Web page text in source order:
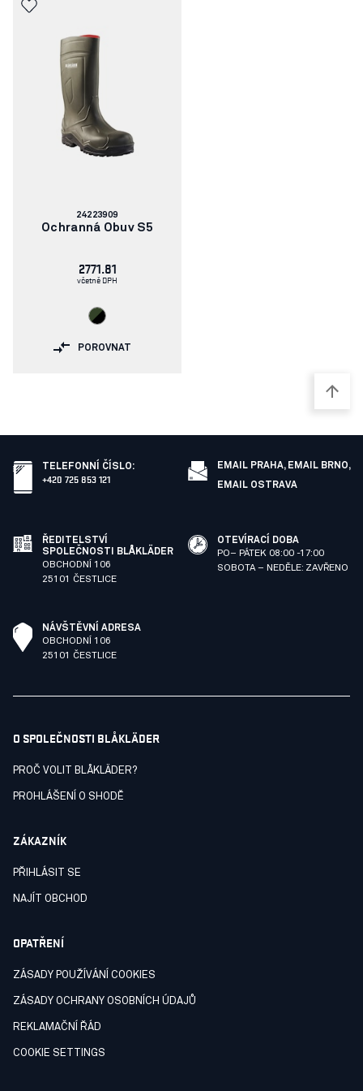
Číslo
článku:
24223909
Ochranná Obuv S5
2771.81
včetně DPH
POROVNAT
TELEFONNÍ ČÍSLO:
+420 725 853 121
EMAIL PRAHA, EMAIL BRNO,
EMAIL OSTRAVA
ŘEDITELSTVÍ
SPOLEČNOSTI BLÅKLÄDER
OBCHODNÍ 106
25101 ČESTLICE
OTEVÍRACÍ DOBA
PO– PÁTEK 08:00 -17:00
SOBOTA – NEDĚLE: ZAVŘENO
NÁVŠTĚVNÍ ADRESA
OBCHODNÍ 106
25101 ČESTLICE
O SPOLEČNOSTI BLÅKLÄDER
PROČ VOLIT BLÅKLÄDER?
PROHLÁŠENÍ O SHODĚ
ZÁKAZNÍK
PŘIHLÁSIT SE
NAJÍT OBCHOD
OPATŘENÍ
ZÁSADY POUŽÍVÁNÍ COOKIES
ZÁSADY OCHRANY OSOBNÍCH ÚDAJŮ
REKLAMAČNÍ ŘÁD
COOKIE SETTINGS